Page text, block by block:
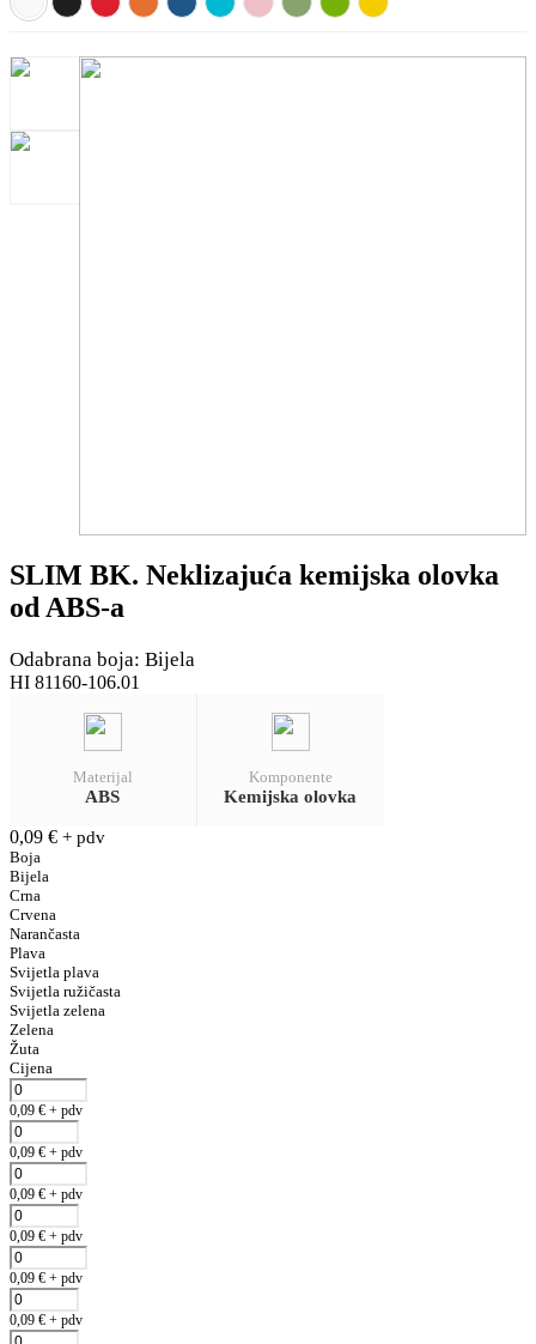
SLIM BK. Neklizajuća kemijska olovka
od ABS-a
Odabrana boja: Bijela
HI 81160-106.01
Materijal
ABS
Komponente
Kemijska olovka
0,09 € + pdv
Boja
Bijela
Crna
Crvena
Narančasta
Plava
Svijetla plava
Svijetla ružičasta
Svijetla zelena
Zelena
Žuta
Cijena
0,09 € + pdv
0,09 € + pdv
0,09 € + pdv
0,09 € + pdv
0,09 € + pdv
0,09 € + pdv